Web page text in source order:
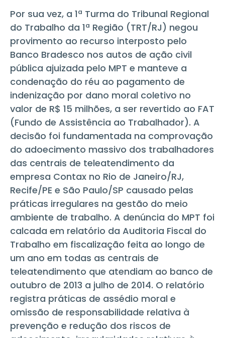
Por sua vez, a 1ª Turma do Tribunal Regional
do Trabalho da 1ª Região (TRT/RJ) negou
provimento ao recurso interposto pelo
Banco Bradesco nos autos de ação civil
pública ajuizada pelo MPT e manteve a
condenação do réu ao pagamento de
indenização por dano moral coletivo no
valor de R$ 15 milhões, a ser revertido ao FAT
(Fundo de Assistência ao Trabalhador). A
decisão foi fundamentada na comprovação
do adoecimento massivo dos trabalhadores
das centrais de teleatendimento da
empresa Contax no Rio de Janeiro/RJ,
Recife/PE e São Paulo/SP causado pelas
práticas irregulares na gestão do meio
ambiente de trabalho. A denúncia do MPT foi
calcada em relatório da Auditoria Fiscal do
Trabalho em fiscalização feita ao longo de
um ano em todas as centrais de
teleatendimento que atendiam ao banco de
outubro de 2013 a julho de 2014. O relatório
registra práticas de assédio moral e
omissão de responsabilidade relativa à
prevenção e redução dos riscos de